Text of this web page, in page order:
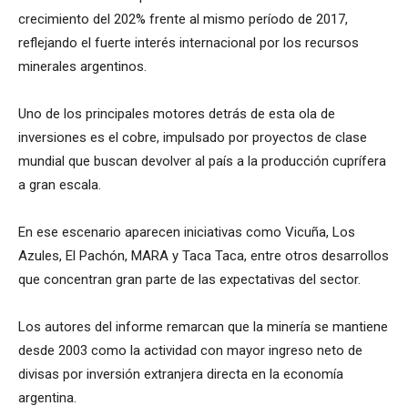
crecimiento del 202% frente al mismo período de 2017,
reflejando el fuerte interés internacional por los recursos
minerales argentinos.
Uno de los principales motores detrás de esta ola de
inversiones es el cobre, impulsado por proyectos de clase
mundial que buscan devolver al país a la producción cuprífera
a gran escala.
En ese escenario aparecen iniciativas como Vicuña, Los
Azules, El Pachón, MARA y Taca Taca, entre otros desarrollos
que concentran gran parte de las expectativas del sector.
Los autores del informe remarcan que la minería se mantiene
desde 2003 como la actividad con mayor ingreso neto de
divisas por inversión extranjera directa en la economía
argentina.